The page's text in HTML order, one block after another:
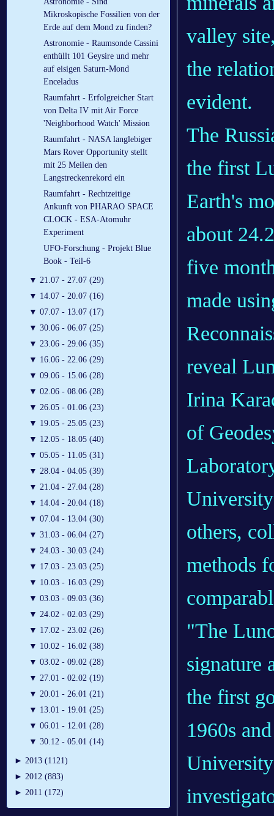
Mikroskopische Fossilien von der
Erde auf dem Mond zu finden?
Astronomie - Raumsonde Cassini
enthüllt 101 Geysire und mehr
auf eisigen Saturn-Mond
Enceladus
Raumfahrt - Erfolgreicher Start
von Delta IV mit Air Force
'Neighborhood Watch' Mission
Raumfahrt - NASA langlebiger
Mars Rover Opportunity stellt
mit 25 Meilen den
Langstreckenrekord ein
Raumfahrt - Rechtzeitige
Ankunft von PHARAO SPACE
CLOCK - ESA-Atomuhr
Experiment
UFO-Forschung - Projekt Blue
Book - Teil-6
▼ 21.07 - 27.07 (29)
▼ 14.07 - 20.07 (16)
▼ 07.07 - 13.07 (17)
▼ 30.06 - 06.07 (25)
▼ 23.06 - 29.06 (35)
▼ 16.06 - 22.06 (29)
▼ 09.06 - 15.06 (28)
▼ 02.06 - 08.06 (28)
▼ 26.05 - 01.06 (23)
▼ 19.05 - 25.05 (23)
▼ 12.05 - 18.05 (40)
▼ 05.05 - 11.05 (31)
▼ 28.04 - 04.05 (39)
▼ 21.04 - 27.04 (28)
▼ 14.04 - 20.04 (18)
▼ 07.04 - 13.04 (30)
▼ 31.03 - 06.04 (27)
▼ 24.03 - 30.03 (24)
▼ 17.03 - 23.03 (25)
▼ 10.03 - 16.03 (29)
▼ 03.03 - 09.03 (36)
▼ 24.02 - 02.03 (29)
▼ 17.02 - 23.02 (26)
▼ 10.02 - 16.02 (38)
▼ 03.02 - 09.02 (28)
▼ 27.01 - 02.02 (19)
▼ 20.01 - 26.01 (21)
▼ 13.01 - 19.01 (25)
▼ 06.01 - 12.01 (28)
▼ 30.12 - 05.01 (14)
► 2013 (1121)
► 2012 (883)
► 2011 (172)
valley
the
evident.
The
the first
Earth's
about
five
made
reveal
Irina
of
others,
methods
"The
signature
the first
1960s